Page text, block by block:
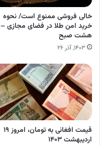
خالی فروشی ممنوع است/ نحوه
خرید امن طلا در فضای مجازی –
هشت صبح
۱۴۰۳, آذر ۲۶
قیمت افغانی به تومان، امروز ۱۹
اردیبهشت ۱۴۰۳